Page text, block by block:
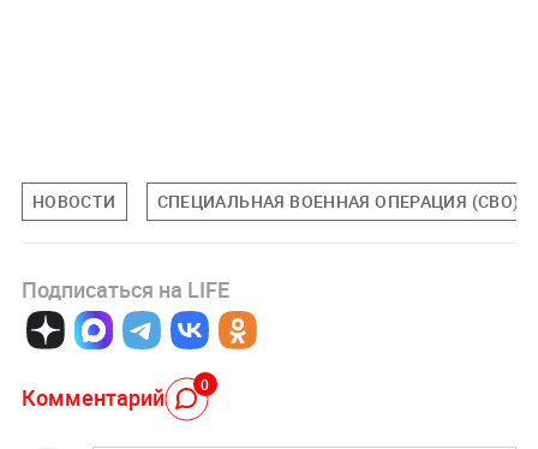
НОВОСТИ СПЕЦИАЛЬНАЯ ВОЕННАЯ ОПЕРАЦИЯ (СВО)
Подписаться на LIFE
Комментарий 0